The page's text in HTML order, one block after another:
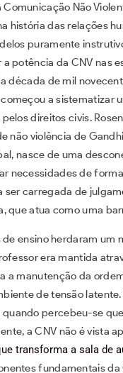
Não
história das relações
puramente
potência da CNV nas
década de mil
a
direitos civis.
não violência de
nasce de uma
necessidades de
carregada de
que atua como uma
ensino herdaram
era mantida
a manutenção da
de tensão
percebeu-se
a CNV não é vista
transforma a sala de
fundamentais